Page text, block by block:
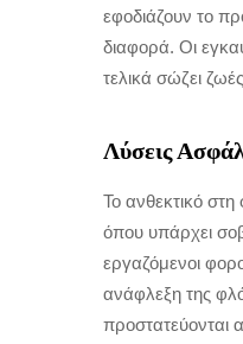
εφοδιάζουν το
διαφορά. Οι
τελικά σώζει
Λύσεις
Το ανθεκτικό
όπου υπάρχει
εργαζόμενοι
ανάφλεξη της
προστατεύονται